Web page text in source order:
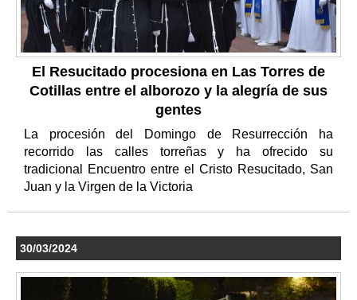
El Resucitado procesiona en Las Torres de
Cotillas entre el alborozo y la alegría de sus
gentes
La procesión del Domingo de Resurrección ha
recorrido las calles torreñas y ha ofrecido su
tradicional Encuentro entre el Cristo Resucitado, San
Juan y la Virgen de la Victoria
30/03/2024